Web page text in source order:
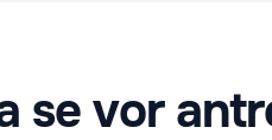
se vor